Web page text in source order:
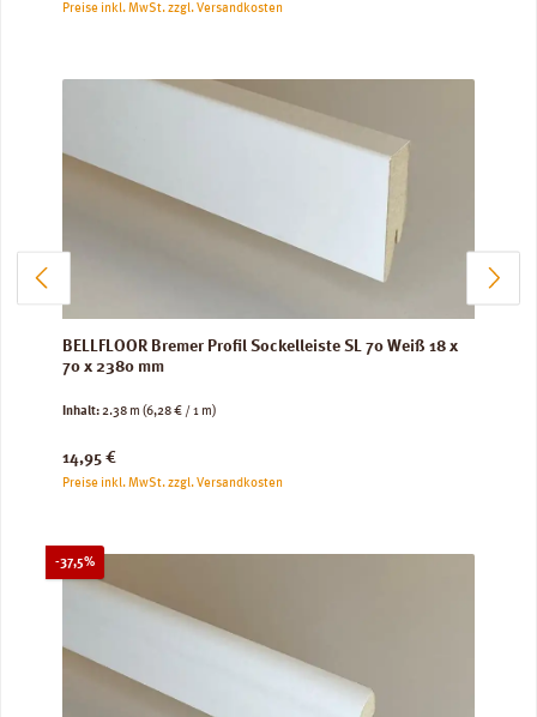
Preise inkl. MwSt. zzgl. Versandkosten
BELLFLOOR Bremer Profil Sockelleiste SL 70 Weiß 18 x
70 x 2380 mm
Inhalt:2.38 m (6,28 € / 1 m)
Regulärer Preis:
14,95 €
Preise inkl. MwSt. zzgl. Versandkosten
-37,5%Rabatt